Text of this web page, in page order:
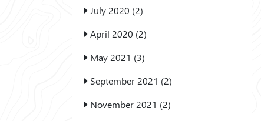
July 2020 (2)
April 2020 (2)
May 2021 (3)
September 2021 (2)
November 2021 (2)